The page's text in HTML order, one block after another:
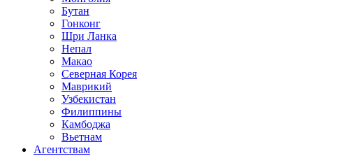
Бутан
Гонконг
Шри Ланка
Непал
Макао
Северная Корея
Маврикий
Узбекистан
Филиппины
Камбоджа
Вьетнам
Агентствам